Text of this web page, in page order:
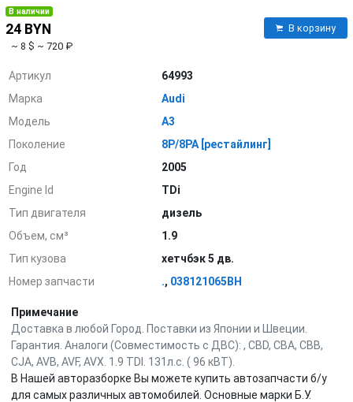
В наличии
24 BYN
~ 8 $ ~ 720 ₽
В корзину
Артикул
64993
Марка
Audi
Модель
A3
Поколение
8P/8PA [рестайлинг]
Год
2005
Engine Id
TDi
Тип двигателя
дизель
Объем, см³
1.9
Тип кузова
хетчбэк 5 дв.
Номер запчасти
., 038121065BH
Примечание
Доставка в любой Город. Поставки из Японии и Швеции.
Гарантия. Аналоги (Совместимость с ДВС): , CBD, CBA, CBB,
CJA, AVB, AVF, AVX. 1.9 TDI. 131л.с. ( 96 кВТ).
В Нашей авторазборке Вы можете купить автозапчасти б/у
для самых различных автомобилей. Основные марки Б.У.